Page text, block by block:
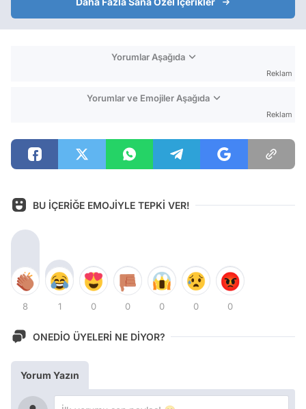
Yorumlar Aşağıda
Reklam
Yorumlar ve Emojiler Aşağıda
Reklam
BU İÇERİĞE EMOJİYLE TEPKİ VER!
8 1 0 0 0 0 0
ONEDİO ÜYELERİ NE DİYOR?
Yorum Yazın